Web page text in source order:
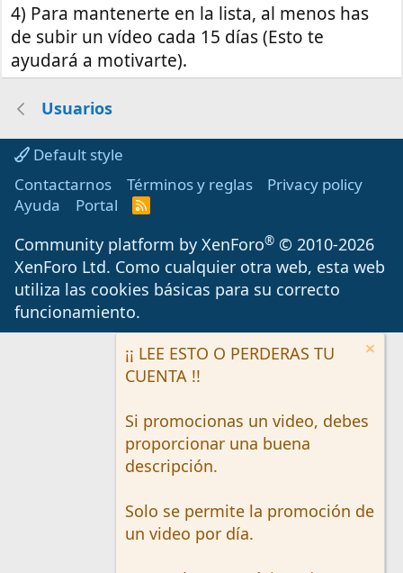
4) Para mantenerte en la lista, al menos has
de subir un vídeo cada 15 días (Esto te
ayudará a motivarte).
Usuarios
Default style
Contactarnos
Términos y reglas
Privacy policy
Ayuda
Portal
R
S
Community platform by XenForo® © 2010-2026
XenForo Ltd. Como cualquier otra web, esta web
utiliza las cookies básicas para su correcto
funcionamiento.
¡¡ LEE ESTO O PERDERAS TU
CUENTA !!
Si promocionas un video, debes
proporcionar una buena
descripción.
Solo se permite la promoción de
un video por día.